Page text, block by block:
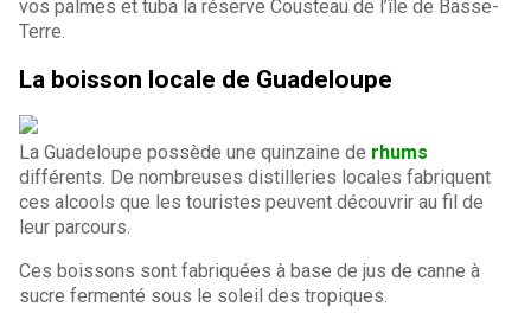
vos palmes et tuba la réserve Cousteau de l’île de Basse-
Terre.
La boisson locale de Guadeloupe
La Guadeloupe possède une quinzaine de rhums
différents. De nombreuses distilleries locales fabriquent
ces alcools que les touristes peuvent découvrir au fil de
leur parcours.
Ces boissons sont fabriquées à base de jus de canne à
sucre fermenté sous le soleil des tropiques.